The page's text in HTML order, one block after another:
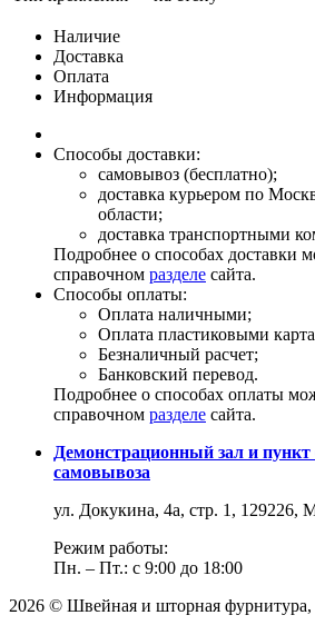
Наличие
Доставка
Оплата
Информация
Способы доставки:
самовывоз (бесплатно);
доставка курьером по
области;
доставка транспортными
Подробнее о способах доставки
справочном разделе сайта.
Способы оплаты:
Оплата наличными;
Оплата пластиковыми
Безналичный расчет;
Банковский перевод.
Подробнее о способах оплаты
справочном разделе сайта.
Демонстрационный зал и пункт
самовывоза
ул. Докукина, 4а, стр. 1, 129226,
Режим работы:
Пн. – Пт.: с 9:00 до 18:00
2026 © Швейная и шторная фурнитура,